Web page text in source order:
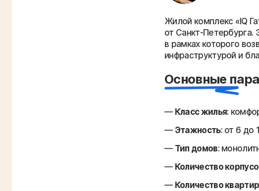
Жилой комплекс «IQ
от Санкт-Петербурга.
в рамках которого
инфраструктурой и
Основные
Класс жилья:
Этажность: от 6 до
Тип домов:
Количество
Количество квартир